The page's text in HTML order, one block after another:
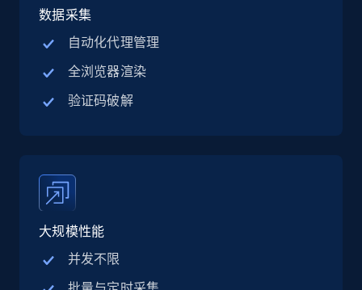
Google Maps full information
Place id, URL, Country, Name, Category,
Address, Description, Business details, and
Google Maps full information - discover
records by location search
Place id, URL, Country, Name, Category,
Address, Description, Business details, and
数据采集
自动化代理管理
全浏览器渲染
验证码破解
大规模性能
并发不限